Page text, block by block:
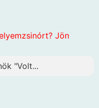
Jön
"Volt...